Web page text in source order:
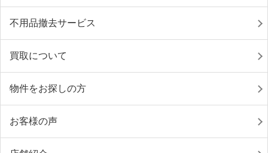
不用品撤去サービス
買取について
物件をお探しの方
お客様の声